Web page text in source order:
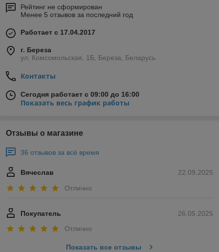
Рейтинг не сформирован
Менее 5 отзывов за последний год
Работает с 17.04.2017
г. Береза
ул. Комсомольская, 1Б, Береза, Беларусь
Контакты
Сегодня работает с 09:00 до 16:00
Показать весь график работы
Отзывы о магазине
36 отзывов за всё время
22.09.2025
Вячеслав
Отлично
26.05.2025
Покупатель
Отлично
Показать все отзывы